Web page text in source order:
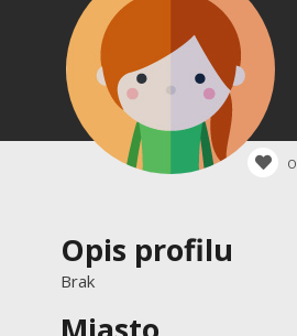
Opis profilu
Brak